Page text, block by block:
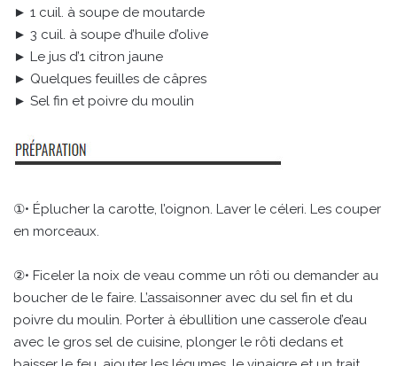
► 1 cuil. à soupe de moutarde
► 3 cuil. à soupe d’huile d’olive
► Le jus d’1 citron jaune
► Quelques feuilles de câpres
► Sel fin et poivre du moulin
①• Éplucher la carotte, l’oignon. Laver le céleri. Les couper
en morceaux.
②• Ficeler la noix de veau comme un rôti ou demander au
boucher de le faire. L’assaisonner avec du sel fin et du
poivre du moulin. Porter à ébullition une casserole d’eau
avec le gros sel de cuisine, plonger le rôti dedans et